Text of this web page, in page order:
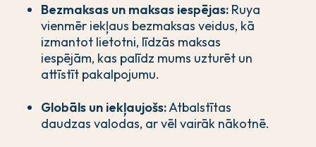
Bezmaksas un maksas iespējas: Ruya
vienmēr iekļaus bezmaksas veidus, kā
izmantot lietotni, līdzās maksas
iespējām, kas palīdz mums uzturēt un
attīstīt pakalpojumu.
Globāls un iekļaujošs:Atbalstītas
daudzas valodas, ar vēl vairāk nākotnē.